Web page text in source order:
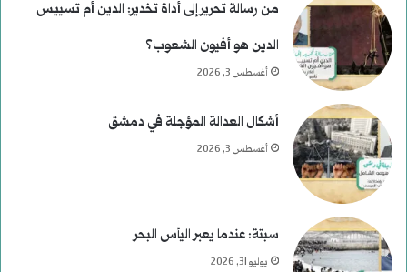
من رسالة تحرير إلى أداة تخدير: الدين أم تسييس
الدين هو أفيون الشعوب؟
أغسطس 3, 2026
أشكال العدالة المؤجلة في دمشق
أغسطس 3, 2026
سبتة: عندما يعبر اليأس البحر
يوليو 31, 2026